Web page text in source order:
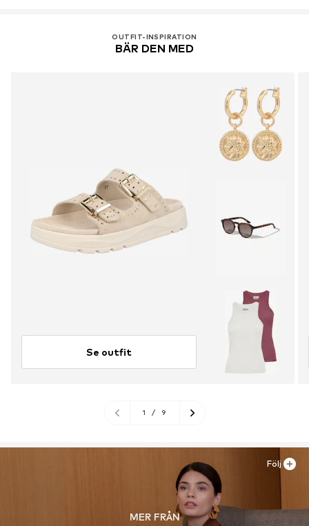
CAP9s1j001000001
OUTFIT-INSPIRATION
BÄR DEN MED
Se outfit
1 / 9
MER FRÅN
Följ